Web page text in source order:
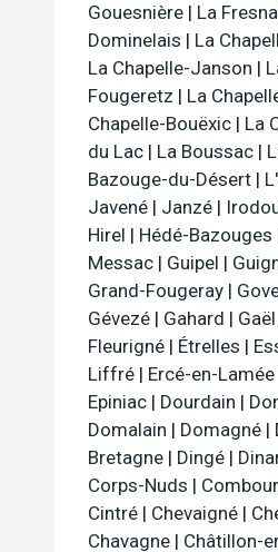
Gouesnière | La
Dominelais | La
La Chapelle-Janson |
Fougeretz | La
Chapelle-Bouëxic | La
du Lac | La Boussac |
Bazouge-du-Désert |
Javené | Janzé |
Hirel | Hédé-Bazouges
Messac | Guipel |
Grand-Fougeray |
Gévezé | Gahard | Gaël
Fleurigné | Étrelles |
Liffré | Ercé-en-Lamée
Epiniac | Dourdain |
Domalain | Domagné |
Bretagne | Dingé |
Corps-Nuds |
Cintré | Chevaigné |
Chavagne | Châtillon-